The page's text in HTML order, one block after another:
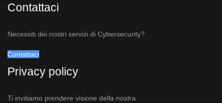
Contattaci
Necessiti dei nostri servizi di Cybersecurity?
Contattaci
Privacy policy
Ti invitiamo prendere visione della nostra